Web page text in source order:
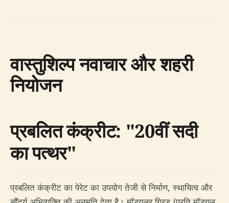
वास्तुशिल्प नवाचार और शहरी
नियोजन
प्रबलित कंक्रीट: "20वीं सदी
का पत्थर"
प्रबलित कंक्रीट का पेरेट का उपयोग तेजी से निर्माण, स्थायित्व और